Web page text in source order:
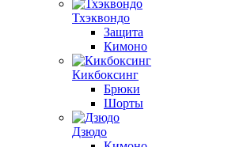
Тхэквондо
Защита
Кимоно
Кикбоксинг
Брюки
Шорты
Дзюдо